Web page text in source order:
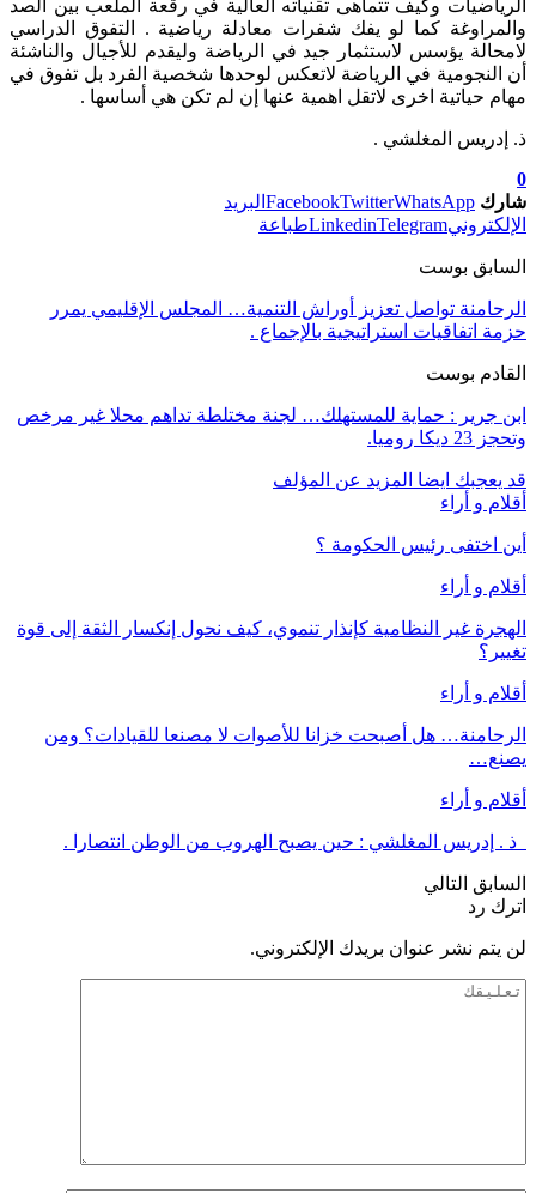
الرياضيات وكيف تتماهى تقنياته العالية في رقعة الملعب بين الصد
والمراوغة كما لو يفك شفرات معادلة رياضية . التفوق الدراسي
لامحالة يؤسس لاستثمار جيد في الرياضة وليقدم للأجيال والناشئة
أن النجومية في الرياضة لاتعكس لوحدها شخصية الفرد بل تفوق في
مهام حياتية اخرى لاتقل اهمية عنها إن لم تكن هي أساسها .
ذ. إدريس المغلشي .
0
شارك
FacebookTwitterWhatsApp
البريد
الإلكتروني
LinkedinTelegram طباعة
السابق بوست
الرحامنة تواصل تعزيز أوراش التنمية… المجلس الإقليمي يمرر
حزمة اتفاقيات استراتيجية بالإجماع .
القادم بوست
ابن جرير : حماية للمستهلك… لجنة مختلطة تداهم محلا غير مرخص
وتحجز 23 ديكا روميا.
قد يعجبك ايضا المزيد عن المؤلف
أقلام و أراء
أين اختفى رئيس الحكومة ؟
أقلام و أراء
الهجرة غير النظامية كإنذار تنموي، كيف نحول إنكسار الثقة إلى قوة
تغيير؟
أقلام و أراء
الرحامنة… هل أصبحت خزانا للأصوات لا مصنعا للقيادات؟ ومن
يصنع…
أقلام و أراء
ذ . إدريس المغلشي : حين يصبح الهروب من الوطن انتصارا .
السابق التالي
اترك رد
لن يتم نشر عنوان بريدك الإلكتروني.